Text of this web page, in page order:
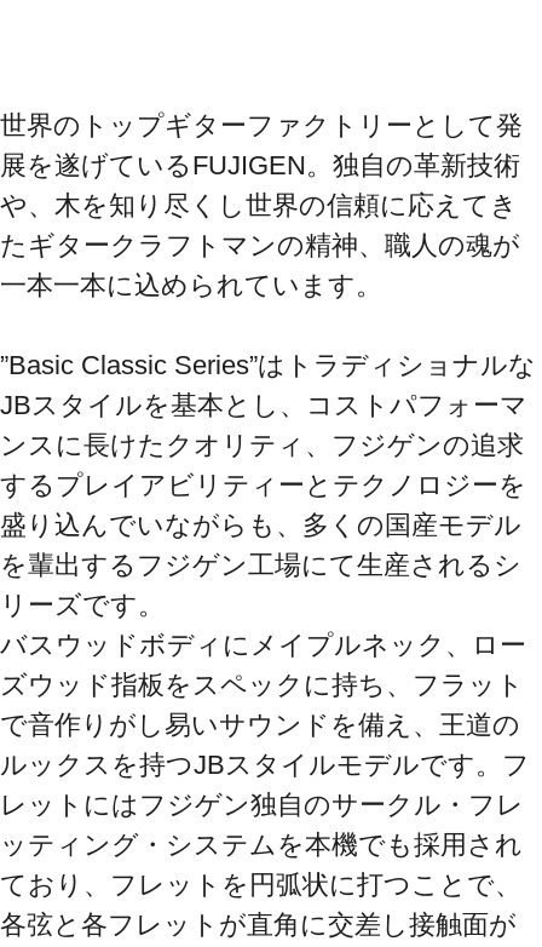
世界のトップギターファクトリーとして発
展を遂げているFUJIGEN。独自の革新技術
や、木を知り尽くし世界の信頼に応えてき
たギタークラフトマンの精神、職人の魂が
一本一本に込められています。
”Basic Classic Series”はトラディショナルな
JBスタイルを基本とし、コストパフォーマ
ンスに長けたクオリティ、フジゲンの追求
するプレイアビリティーとテクノロジーを
盛り込んでいながらも、多くの国産モデル
を輩出するフジゲン工場にて生産されるシ
リーズです。
バスウッドボディにメイプルネック、ロー
ズウッド指板をスペックに持ち、フラット
で音作りがし易いサウンドを備え、王道の
ルックスを持つJBスタイルモデルです。フ
レットにはフジゲン独自のサークル・フレ
ッティング・システムを本機でも採用され
ており、フレットを円弧状に打つことで、
各弦と各フレットが直角に交差し接触面が